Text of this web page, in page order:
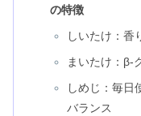
の特徴
しいたけ：香
まいたけ：β-
しめじ：毎日
バランス